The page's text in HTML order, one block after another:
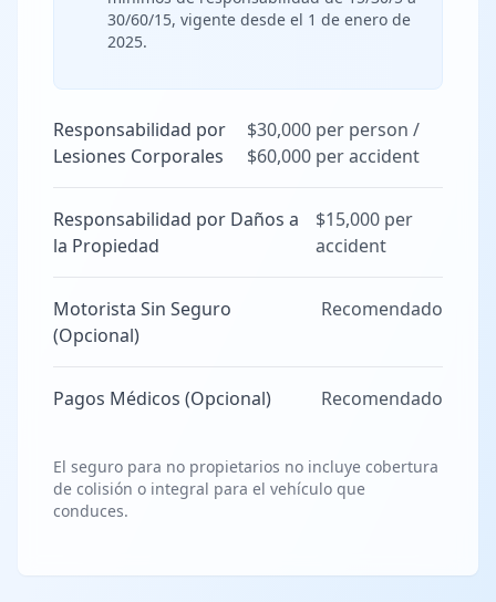
30/60/15, vigente desde el 1 de enero de
2025.
Responsabilidad por
Lesiones Corporales
$30,000 per person /
$60,000 per accident
Responsabilidad por Daños a
la Propiedad
$15,000 per
accident
Motorista Sin Seguro
(Opcional)
Recomendado
Pagos Médicos (Opcional) Recomendado
El seguro para no propietarios no incluye cobertura
de colisión o integral para el vehículo que
conduces.